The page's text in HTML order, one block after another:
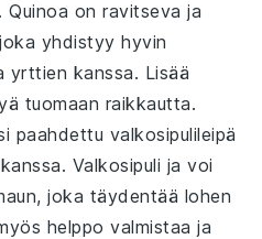
.Quinoa on ravitseva ja
yhdistyy hyvin
yrttien kanssa. Lisää
tuomaan raikkautta.
paahdettu valkosipulileipä
Valkosipuli javoi
joka täydentää lohen
helppo valmistaa ja